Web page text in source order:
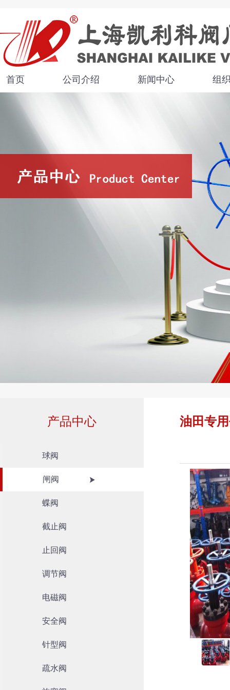
首页 公司介绍 新闻中心 组
产品中心
球阀
闸阀
蝶阀
截止阀
止回阀
调节阀
电磁阀
安全阀
针型阀
疏水阀
油田专